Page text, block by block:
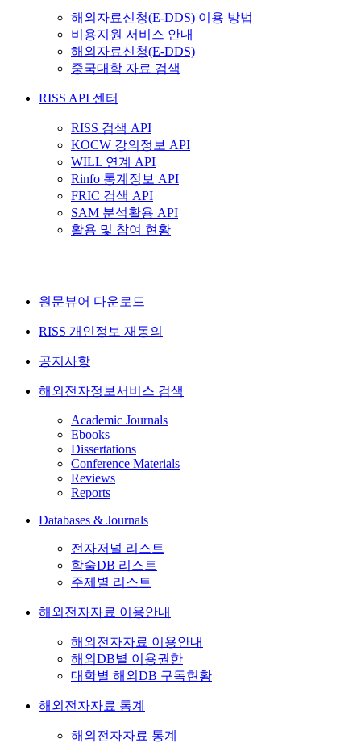
해외자료신청(E-DDS) 이용 방법
비용지원 서비스 안내
해외자료신청(E-DDS)
중국대학 자료 검색
RISS API 센터
RISS 검색 API
KOCW 강의정보 API
WILL 연계 API
Rinfo 통계정보 API
FRIC 검색 API
SAM 분석활용 API
활용 및 참여 현황
원문뷰어 다운로드
RISS 개인정보 재동의
공지사항
해외전자정보서비스 검색
Academic Journals
Ebooks
Dissertations
Conference Materials
Reviews
Reports
Databases & Journals
전자저널 리스트
학술DB 리스트
주제별 리스트
해외전자자료 이용안내
해외전자자료 이용안내
해외DB별 이용권한
대학별 해외DB 구독현황
해외전자자료 통계
해외전자자료 통계